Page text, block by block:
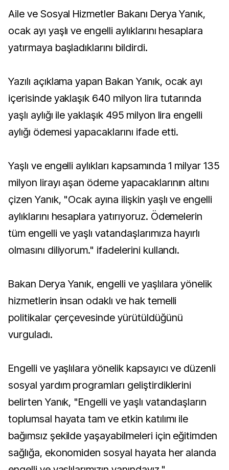
Aile ve Sosyal Hizmetler Bakanı Derya Yanık,
ocak ayı yaşlı ve engelli aylıklarını hesaplara
yatırmaya başladıklarını bildirdi.
Yazılı açıklama yapan Bakan Yanık, ocak ayı
içerisinde yaklaşık 640 milyon lira tutarında
yaşlı aylığı ile yaklaşık 495 milyon lira engelli
aylığı ödemesi yapacaklarını ifade etti.
Yaşlı ve engelli aylıkları kapsamında 1 milyar 135
milyon lirayı aşan ödeme yapacaklarının altını
çizen Yanık, "Ocak ayına ilişkin yaşlı ve engelli
aylıklarını hesaplara yatırıyoruz. Ödemelerin
tüm engelli ve yaşlı vatandaşlarımıza hayırlı
olmasını diliyorum." ifadelerini kullandı.
Bakan Derya Yanık, engelli ve yaşlılara yönelik
hizmetlerin insan odaklı ve hak temelli
politikalar çerçevesinde yürütüldüğünü
vurguladı.
Engelli ve yaşlılara yönelik kapsayıcı ve düzenli
sosyal yardım programları geliştirdiklerini
belirten Yanık, "Engelli ve yaşlı vatandaşların
toplumsal hayata tam ve etkin katılımı ile
bağımsız şekilde yaşayabilmeleri için eğitimden
sağlığa, ekonomiden sosyal hayata her alanda